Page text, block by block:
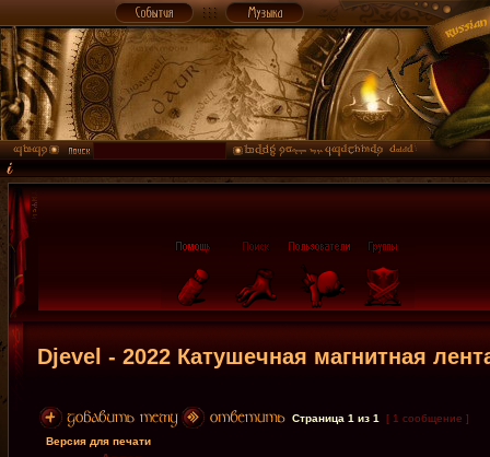
Djevel - 2022 Катушечная магнитная
Страница 1 из 1
[ 1 сообщение ]
Версия для печати